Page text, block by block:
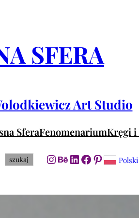
SFERA
Art Studio
SferaFenomenariumKręgi i
szukaj Instagram
Behance
LinkedIn
Facebook
Pinterest
Polski